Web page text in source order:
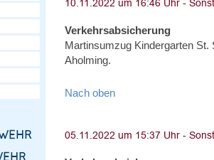
Verkehrsabsicherung
Martinsumzug Kindergarten
Aholming.
Nach oben